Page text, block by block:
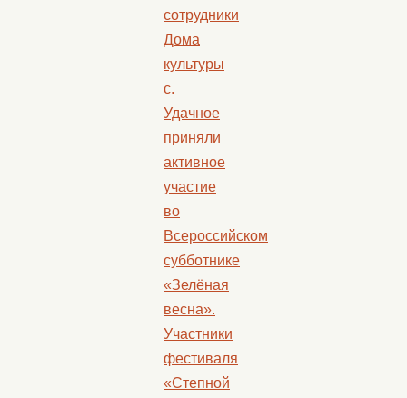
сотрудники
Дома
культуры
с.
Удачное
приняли
активное
участие
во
Всероссийском
субботнике
«Зелёная
весна».
Участники
фестиваля
«Степной